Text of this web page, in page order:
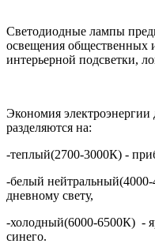
Светодиодные лампы
освещения общественных
интерьерной подсветки,
Экономия
разделяются на:
-теплый(2700-3000К) -
-белый
дневному свету,
-холодный(6000-6500К) -
синего.